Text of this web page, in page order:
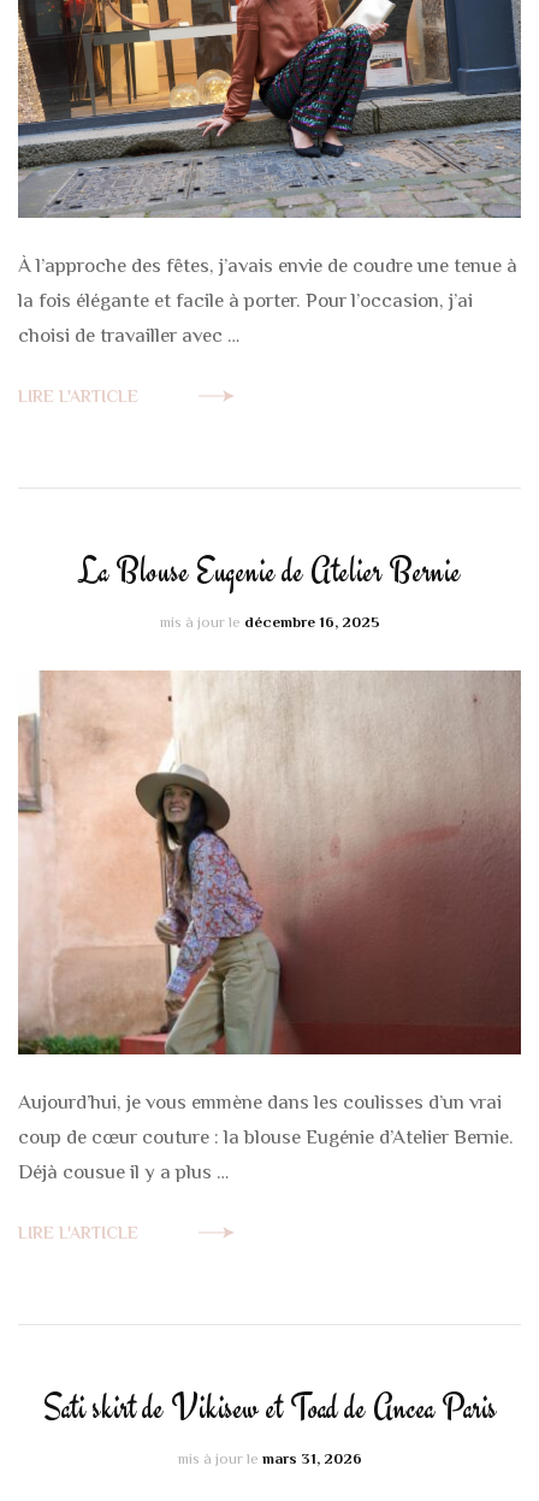
À l’approche des fêtes, j’avais envie de coudre une tenue à
la fois élégante et facile à porter. Pour l’occasion, j’ai
choisi de travailler avec …
LIRE L'ARTICLE
La Blouse Eugenie de Atelier Bernie
mis à jour le décembre 16, 2025
Aujourd’hui, je vous emmène dans les coulisses d’un vrai
coup de cœur couture : la blouse Eugénie d’Atelier Bernie.
Déjà cousue il y a plus …
LIRE L'ARTICLE
Sati skirt de Vikisew et Toad de Ancea Paris
mis à jour le mars 31, 2026